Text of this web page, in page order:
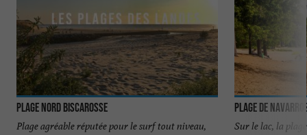
Plage Nord Biscarosse
Plage agréable réputée pour le surf tout niveau,
Plage de
Sur le lac, la